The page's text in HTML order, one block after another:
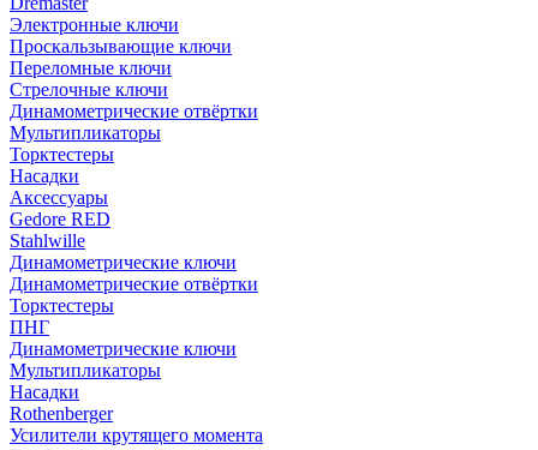
Электронные ключи
Проскальзывающие ключи
Переломные ключи
Стрелочные ключи
Динамометрические отвёртки
Мультипликаторы
Торктестеры
Насадки
Аксессуары
Gedore RED
Stahlwille
Динамометрические ключи
Динамометрические отвёртки
Торктестеры
ПНГ
Динамометрические ключи
Мультипликаторы
Насадки
Rothenberger
Усилители крутящего момента